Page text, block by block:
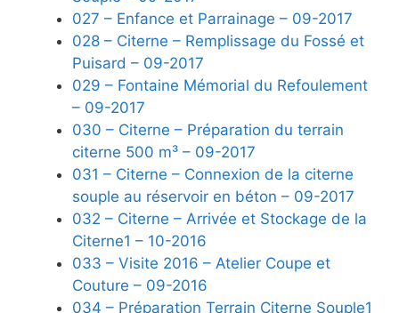
027 – Enfance et Parrainage – 09-2017
028 – Citerne – Remplissage du Fossé et
Puisard – 09-2017
029 – Fontaine Mémorial du Refoulement
– 09-2017
030 – Citerne – Préparation du terrain
citerne 500 m³ – 09-2017
031 – Citerne – Connexion de la citerne
souple au réservoir en béton – 09-2017
032 – Citerne – Arrivée et Stockage de la
Citerne1 – 10-2016
033 – Visite 2016 – Atelier Coupe et
Couture – 09-2016
034 – Préparation Terrain Citerne Souple1